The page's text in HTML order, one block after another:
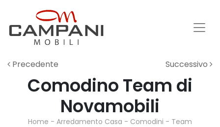
Precedente Successivo
Comodino Team di
Novamobili
Home - Arredamento Casa - Comodini - Team